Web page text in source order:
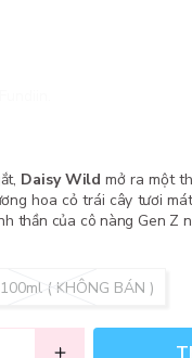
Daisy Wildmở ra một
hoa cỏ trái cây tươi
thần của cô nàng Gen Z
( KHÔNG BÁN )